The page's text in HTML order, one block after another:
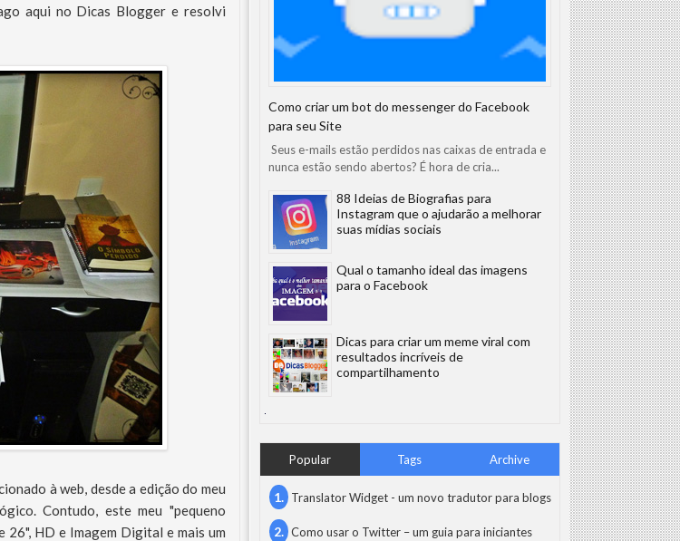
aqui no Dicas Blogger e resolvi
à web, desde a edição do meu
Contudo, este meu "pequeno
26", HD e Imagem Digital e mais um
Como criar um bot do messenger do Facebook
para seu Site
Seus e-mails estão perdidos nas caixas de entrada e
nunca estão sendo abertos? É hora de cria...
88 Ideias de Biografias para
Instagram que o ajudarão a melhorar
suas mídias sociais
Qual o tamanho ideal das imagens
para o Facebook
Dicas para criar um meme viral com
resultados incríveis de
compartilhamento
Popular Tags Archive
Translator Widget - um novo tradutor para blogs
Como usar o Twitter – um guia para iniciantes